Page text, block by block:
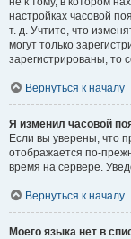
настройках часовой
т. д. Учтите, что
могут только
зарегистрированы, то
Вернуться к началу
Я изменил часовой
Если вы уверены, что
отображается по-
время на сервере.
Вернуться к началу
Моего языка нет в